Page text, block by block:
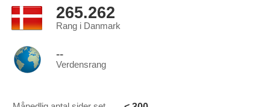
265.262
Rang i Danmark
--
Verdensrang